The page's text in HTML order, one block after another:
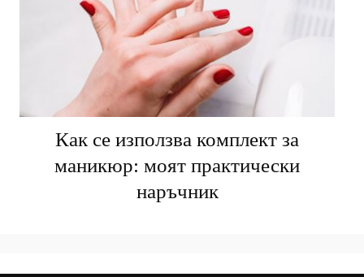
Как се използва комплект за
маникюр: моят практически
наръчник